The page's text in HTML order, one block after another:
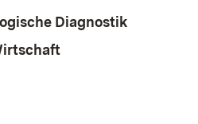
Diagnostik